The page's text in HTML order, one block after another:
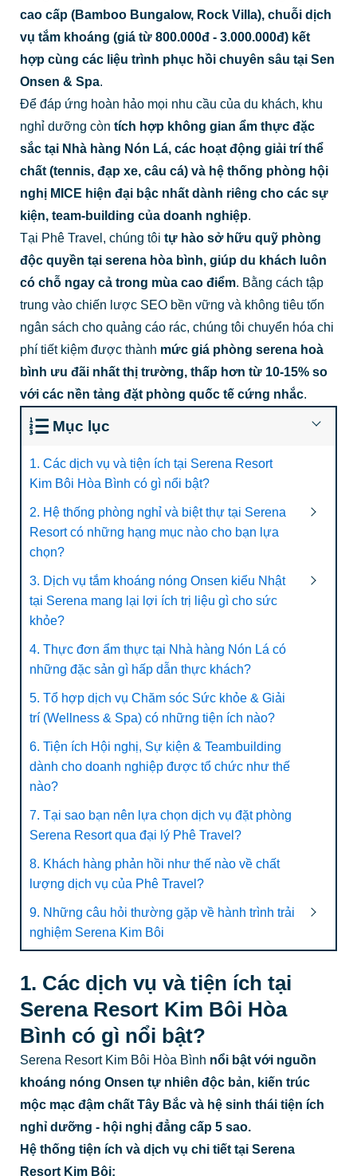
cao cấp (Bamboo Bungalow, Rock Villa), chuỗi dịch
vụ tắm khoáng (giá từ 800.000đ - 3.000.000đ) kết
hợp cùng các liệu trình phục hồi chuyên sâu tại Sen
Onsen & Spa.
Để đáp ứng hoàn hảo mọi nhu cầu của du khách, khu
nghỉ dưỡng còn tích hợp không gian ẩm thực đặc
sắc tại Nhà hàng Nón Lá, các hoạt động giải trí thể
chất (tennis, đạp xe, câu cá) và hệ thống phòng hội
nghị MICE hiện đại bậc nhất dành riêng cho các sự
kiện, team-building của doanh nghiệp.
Tại Phê Travel, chúng tôi tự hào sở hữu quỹ phòng
độc quyền tại serena hòa bình, giúp du khách luôn
có chỗ ngay cả trong mùa cao điểm. Bằng cách tập
trung vào chiến lược SEO bền vững và không tiêu tốn
ngân sách cho quảng cáo rác, chúng tôi chuyển hóa chi
phí tiết kiệm được thành mức giá phòng serena hoà
bình ưu đãi nhất thị trường, thấp hơn từ 10-15% so
với các nền tảng đặt phòng quốc tế cứng nhắc.
Mục lục
1. Các dịch vụ và tiện ích tại Serena Resort
Kim Bôi Hòa Bình có gì nổi bật?
2. Hệ thống phòng nghỉ và biệt thự tại Serena
Resort có những hạng mục nào cho bạn lựa
chọn?
3. Dịch vụ tắm khoáng nóng Onsen kiểu Nhật
tại Serena mang lại lợi ích trị liệu gì cho sức
khỏe?
4. Thực đơn ẩm thực tại Nhà hàng Nón Lá có
những đặc sản gì hấp dẫn thực khách?
5. Tổ hợp dịch vụ Chăm sóc Sức khỏe & Giải
trí (Wellness & Spa) có những tiện ích nào?
6. Tiện ích Hội nghị, Sự kiện & Teambuilding
dành cho doanh nghiệp được tổ chức như thế
nào?
7. Tại sao bạn nên lựa chọn dịch vụ đặt phòng
Serena Resort qua đại lý Phê Travel?
8. Khách hàng phản hồi như thế nào về chất
lượng dịch vụ của Phê Travel?
9. Những câu hỏi thường gặp về hành trình trải
nghiệm Serena Kim Bôi
1. Các dịch vụ và tiện ích tại
Serena Resort Kim Bôi Hòa
Bình có gì nổi bật?
Serena Resort Kim Bôi Hòa Bình nổi bật với nguồn
khoáng nóng Onsen tự nhiên độc bản, kiến trúc
mộc mạc đậm chất Tây Bắc và hệ sinh thái tiện ích
nghỉ dưỡng - hội nghị đẳng cấp 5 sao.
Hệ thống tiện ích và dịch vụ chi tiết tại Serena
Resort Kim Bôi: